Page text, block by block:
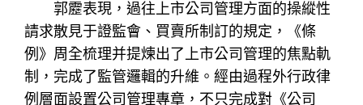
郭靂表現，過往上市公司管理方面的操縱性
請求散見于證監會、買賣所制訂的規定，《條
例》周全梳理并提煉出了上市公司管理的焦點軌
制，完成了監管邏輯的升維。經由過程外行政律
例層面設置公司管理專章，不只完成對《公司